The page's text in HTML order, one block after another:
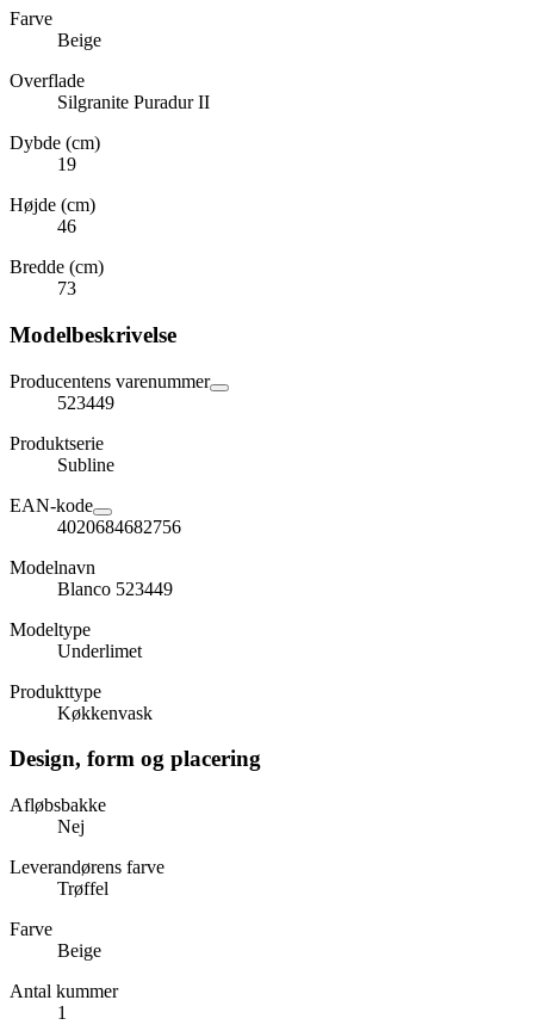
Farve
Beige
Overflade
Silgranite Puradur II
Dybde (cm)
19
Højde (cm)
46
Bredde (cm)
73
Modelbeskrivelse
Producentens varenummer
523449
Produktserie
Subline
EAN-kode
4020684682756
Modelnavn
Blanco 523449
Modeltype
Underlimet
Produkttype
Køkkenvask
Design, form og placering
Afløbsbakke
Nej
Leverandørens farve
Trøffel
Farve
Beige
Antal kummer
1